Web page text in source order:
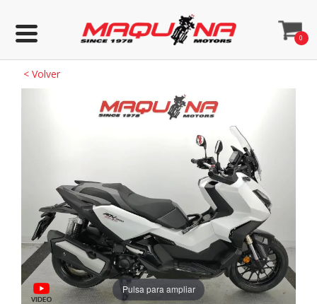
0
< Volver
Pulsa para ampliar